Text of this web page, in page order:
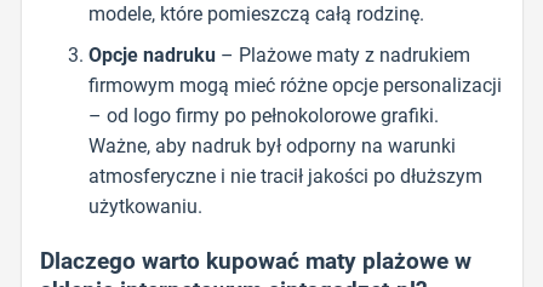
modele, które pomieszczą całą rodzinę.
Opcje nadruku– Plażowe maty z nadrukiem
firmowym mogą mieć różne opcje personalizacji
– od logo firmy po pełnokolorowe grafiki.
Ważne, aby nadruk był odporny na warunki
atmosferyczne i nie tracił jakości po dłuższym
użytkowaniu.
Dlaczego warto kupować maty plażowe w